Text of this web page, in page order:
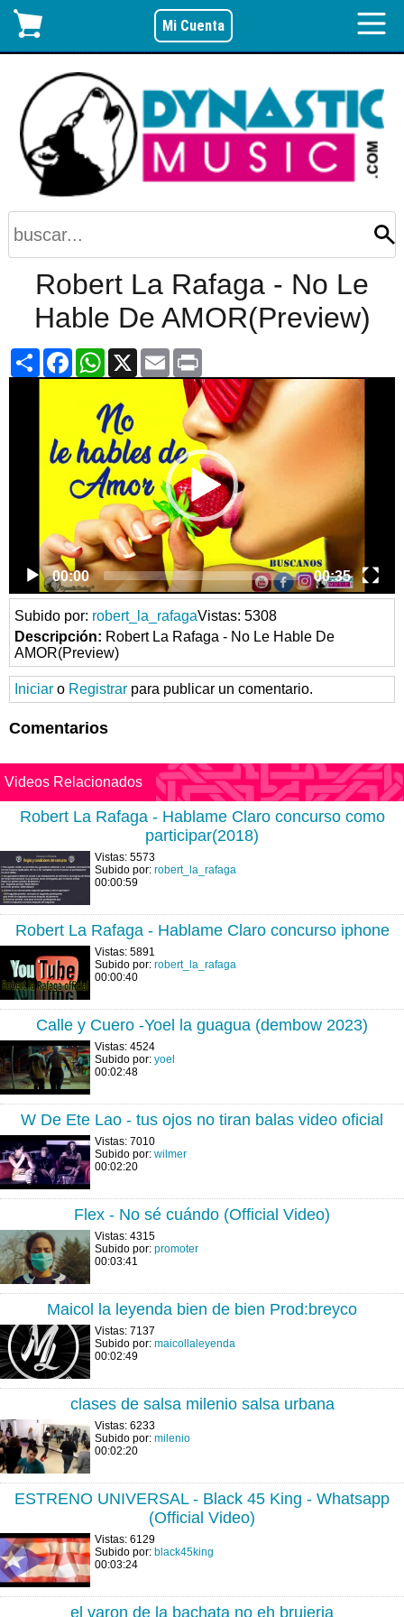
Mi Cuenta
Robert La Rafaga - No Le
Hable De AMOR(Preview)
ShareFacebookWhatsApp
X Email
00:00 00:35
Subido por: robert_la_rafagaVistas: 5308
Descripción: Robert La Rafaga - No Le Hable De
AMOR(Preview)
Iniciar o Registrar para publicar un comentario.
Comentarios
Videos Relacionados
Robert La Rafaga - Hablame Claro concurso como
participar(2018)
Vistas: 5573
Subido por: robert_la_rafaga
00:00:59
Robert La Rafaga - Hablame Claro concurso iphone
Vistas: 5891
Subido por: robert_la_rafaga
00:00:40
Calle y Cuero -Yoel la guagua (dembow 2023)
Vistas: 4524
Subido por: yoel
00:02:48
W De Ete Lao - tus ojos no tiran balas video oficial
Vistas: 7010
Subido por: wilmer
00:02:20
Flex - No sé cuándo (Official Video)
Vistas: 4315
Subido por: promoter
00:03:41
Maicol la leyenda bien de bien Prod:breyco
Vistas: 7137
Subido por: maicollaleyenda
00:02:49
clases de salsa milenio salsa urbana
Vistas: 6233
Subido por: milenio
00:02:20
ESTRENO UNIVERSAL - Black 45 King - Whatsapp
(Official Video)
Vistas: 6129
Subido por: black45king
00:03:24
el varon de la bachata no eh brujeria